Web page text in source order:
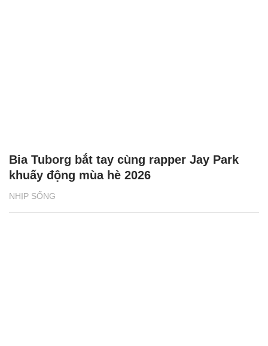
NHỊP SỐNG
Bia Tuborg bắt tay cùng rapper Jay Park
khuấy động mùa hè 2026